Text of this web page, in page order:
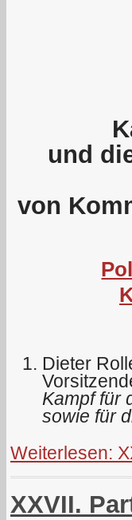
und
von
Dieter
Kampf für
sowie für
Weiterlesen:
XXVII.